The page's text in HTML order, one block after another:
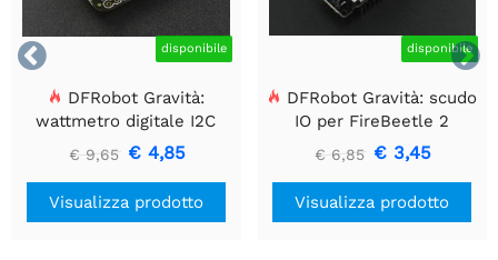

 disponibile
DFRobot Gravità:
wattmetro digitale I2C
€ 9,65 € 4,85
Visualizza prodotto
disponibile
DFRobot Gravità: scudo
IO per FireBeetle 2
(ESP32-E/M0)
€ 6,85 € 3,45
Visualizza prodotto